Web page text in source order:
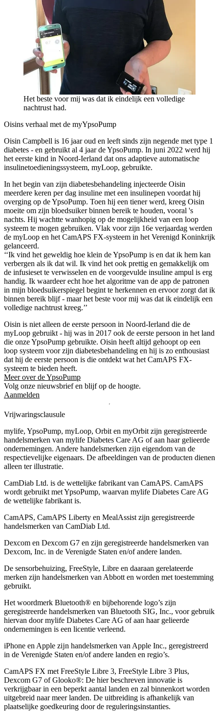
Het beste voor mij was dat ik eindelijk een volledige
nachtrust had.
Oisins verhaal met de myYpsoPump
Oisin Campbell is 16 jaar oud en leeft sinds zijn negende met type 1
diabetes - en gebruikt al 4 jaar de YpsoPump. In juni 2022 werd hij
het eerste kind in Noord-Ierland dat ons adaptieve automatische
insulinetoedieningssysteem, myLoop, gebruikte.
In het begin van zijn diabetesbehandeling injecteerde Oisin
meerdere keren per dag insuline met een insulinepen voordat hij
overging op de YpsoPump. Toen hij een tiener werd, kreeg Oisin
moeite om zijn bloedsuiker binnen bereik te houden, vooral 's
nachts. Hij wachtte wanhopig op de mogelijkheid van een loop
systeem te mogen gebruiken. Vlak voor zijn 16e verjaardag werden
de myLoop en het CamAPS FX-systeem in het Verenigd Koninkrijk
gelanceerd.
‘‘Ik vind het geweldig hoe klein de YpsoPump is en dat ik hem kan
verbergen als ik dat wil. Ik vind het ook prettig en gemakkelijk om
de infusieset te verwisselen en de voorgevulde insuline ampul is erg
handig. Ik waardeer echt hoe het algoritme van de app de patronen
in mijn bloedsuikerspiegel begint te herkennen en ervoor zorgt dat ik
binnen bereik blijf - maar het beste voor mij was dat ik eindelijk een
volledige nachtrust kreeg.’’
Oisin is niet alleen de eerste persoon in Noord-Ierland die de
myLoop gebruikt - hij was in 2017 ook de eerste persoon in het land
die onze YpsoPump gebruikte. Oisin heeft altijd gehoopt op een
loop systeem voor zijn diabetesbehandeling en hij is zo enthousiast
dat hij de eerste persoon is die ontdekt wat het CamAPS FX-
systeem te bieden heeft.
Meer over de YpsoPump
Volg onze nieuwsbrief en blijf op de hoogte.
Aanmelden
Vrijwaringsclausule
mylife, YpsoPump, myLoop, Orbit en myOrbit zijn geregistreerde
handelsmerken van mylife Diabetes Care AG of aan haar gelieerde
ondernemingen. Andere handelsmerken zĳn eigendom van de
respectievelĳke eigenaars. De afbeeldingen van de producten dienen
alleen ter illustratie.
CamDiab Ltd. is de wettelijke fabrikant van CamAPS. CamAPS
wordt gebruikt met YpsoPump, waarvan mylife Diabetes Care AG
de wettelijke fabrikant is.
CamAPS, CamAPS Liberty en MealAssist zijn geregistreerde
handelsmerken van CamDiab Ltd.
Dexcom en Dexcom G7 en zijn geregistreerde handelsmerken van
Dexcom, Inc. in de Verenigde Staten en/of andere landen.
De sensorbehuizing, FreeStyle, Libre en daaraan gerelateerde
merken zijn handelsmerken van Abbott en worden met toestemming
gebruikt.
Het woordmerk Bluetooth® en bijbehorende logo’s zijn
geregistreerde handelsmerken van Bluetooth SIG, Inc., voor gebruik
hiervan door mylife Diabetes Care AG of aan haar gelieerde
ondernemingen is een licentie verleend.
iPhone en Apple zĳn handelsmerken van Apple Inc., geregistreerd
in de Verenigde Staten en/of andere landen en regio’s.
CamAPS FX met FreeStyle Libre 3, FreeStyle Libre 3 Plus,
Dexcom G7 of Glooko®: De hier beschreven innovatie is
verkrijgbaar in een beperkt aantal landen en zal binnenkort worden
uitgebreid naar meer landen. De uitbreiding is afhankelijk van
plaatselijke goedkeuring door de reguleringsinstanties.